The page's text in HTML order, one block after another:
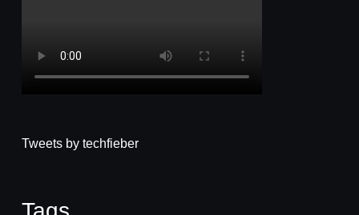
Tweets by techfieber